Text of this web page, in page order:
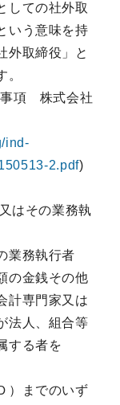
しての社外取
いう意味を持
外取締役」と
。
事項 株式会社
ind-
2.pdf)
はその業務執
業務執行者
の金銭その他
計専門家又は
法人、組合等
する者を
）までのいず